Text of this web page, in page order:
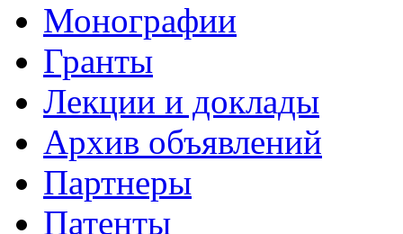
Монографии
Гранты
Лекции и доклады
Архив объявлений
Партнеры
Патенты